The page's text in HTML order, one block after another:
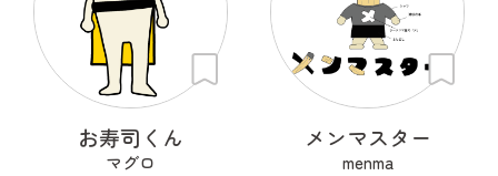
お寿司くん
マグロ
メンマスター
menma